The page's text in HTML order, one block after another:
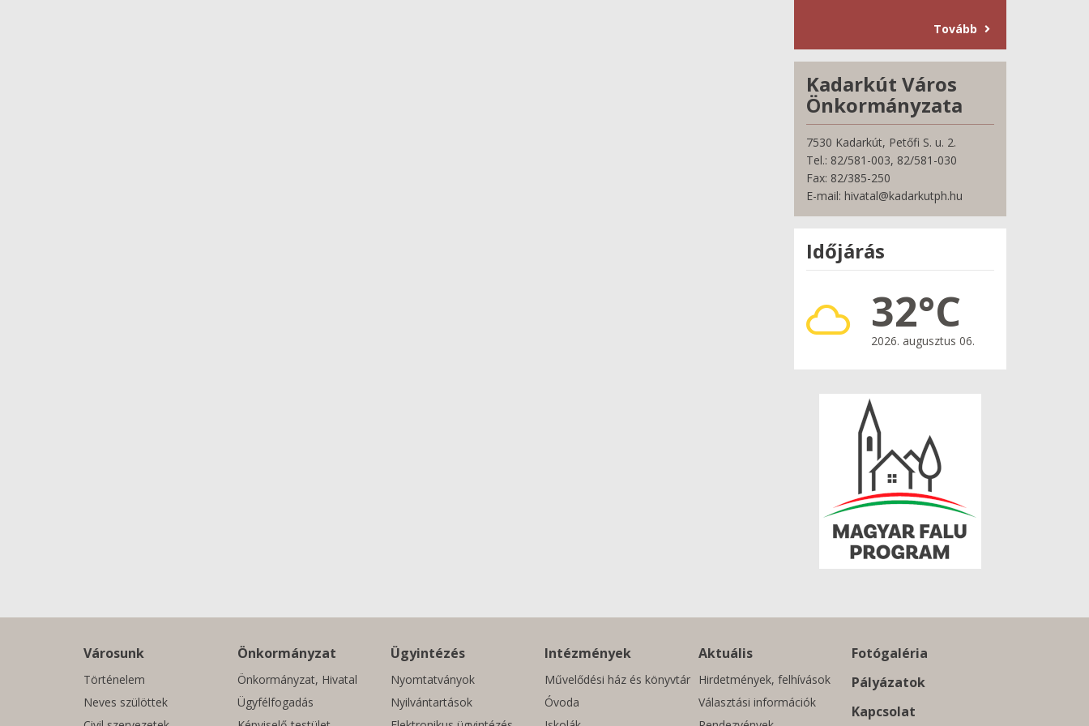
Tovább
Kadarkút Város
Önkormányzata
7530 Kadarkút, Petőfi S. u. 2.
Tel.: 82/581-003, 82/581-030
Fax: 82/385-250
E-mail: hivatal@kadarkutph.hu
Időjárás
32°C
2026. augusztus 06.
Városunk
Történelem
Neves szülöttek
Önkormányzat
Önkormányzat, Hivatal
Ügyfélfogadás
Ügyintézés
Nyomtatványok
Nyilvántartások
Intézmények
Művelődési ház és könyvtár
Óvoda
Aktuális
Hirdetmények, felhívások
Választási információk
Fotógaléria
Pályázatok
Kapcsolat